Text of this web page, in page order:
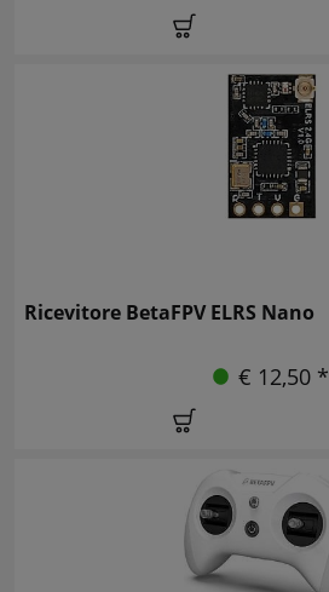
Ricevitore BetaFPV ELRS Nano
€ 12,50 *